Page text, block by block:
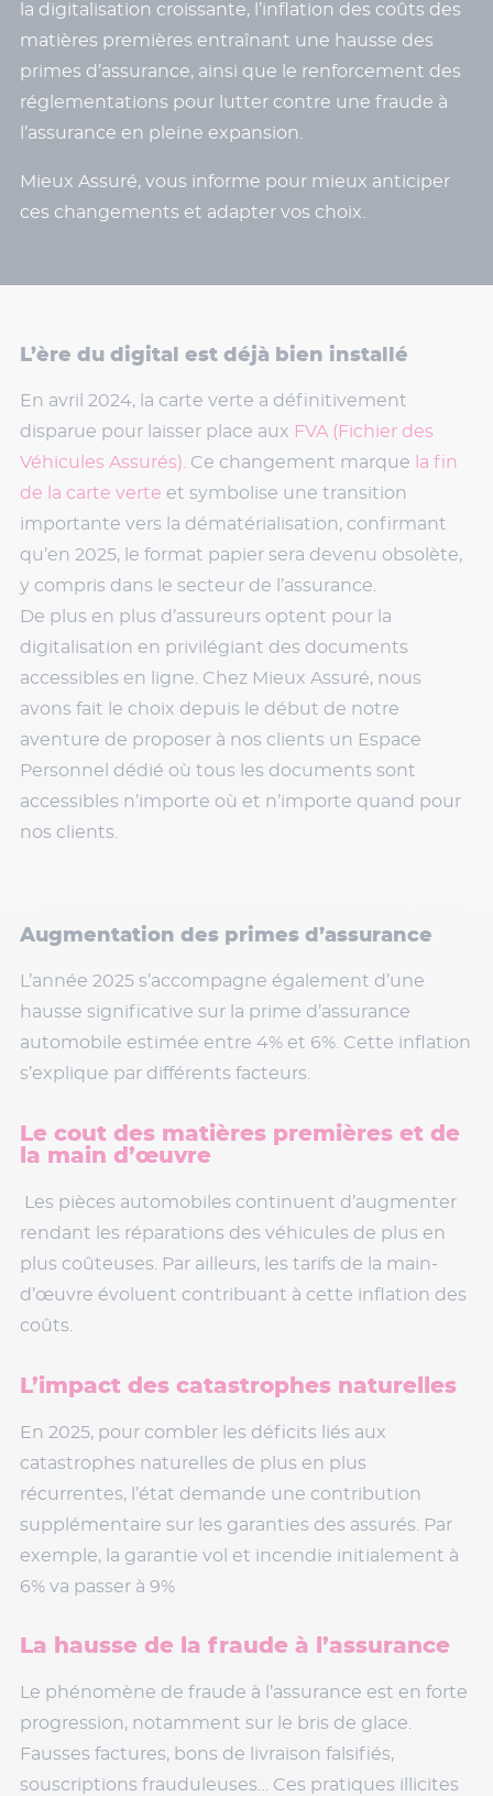
la digitalisation croissante, l’inflation des coûts des
matières premières entraînant une hausse des
primes d’assurance, ainsi que le renforcement des
réglementations pour lutter contre une fraude à
l’assurance en pleine expansion.
Mieux Assuré, vous informe pour mieux anticiper
ces changements et adapter vos choix.
L’ère du digital est déjà bien installé
En avril 2024, la carte verte a définitivement
disparue pour laisser place aux FVA (Fichier des
Véhicules Assurés). Ce changement marque
la fin
de la carte verte et symbolise une transition
importante vers la dématérialisation, confirmant
qu’en 2025, le format papier sera devenu obsolète,
y compris dans le secteur de l’assurance.
De plus en plus d’assureurs optent pour la
digitalisation en privilégiant des documents
accessibles en ligne. Chez Mieux Assuré, nous
avons fait le choix depuis le début de notre
aventure de proposer à nos clients un Espace
Personnel dédié où tous les documents sont
accessibles n’importe où et n’importe quand pour
nos clients.
Augmentation des primes d’assurance
L’année 2025 s’accompagne également d’une
hausse significative sur la prime d’assurance
automobile estimée entre 4% et 6%. Cette inflation
s’explique par différents facteurs.
Le cout des matières premières et de
la main d’œuvre
Les pièces automobiles continuent d’augmenter
rendant les réparations des véhicules de plus en
plus coûteuses. Par ailleurs, les tarifs de la main-
d’œuvre évoluent contribuant à cette inflation des
coûts.
L’impact des catastrophes naturelles
En 2025, pour combler les déficits liés aux
catastrophes naturelles de plus en plus
récurrentes, l’état demande une contribution
supplémentaire sur les garanties des assurés. Par
exemple, la garantie vol et incendie initialement à
6% va passer à 9%
La hausse de la fraude à l’assurance
Le phénomène de fraude à l’assurance est en forte
progression, notamment sur le bris de glace.
Fausses factures, bons de livraison falsifiés,
souscriptions frauduleuses… Ces pratiques illicites